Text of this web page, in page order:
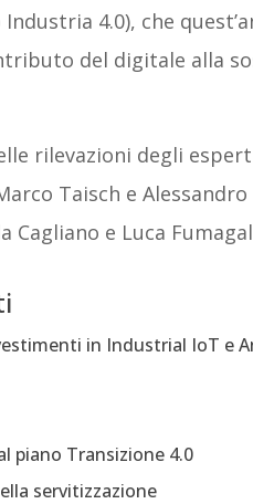
4.0), che
del digitale alla
rilevazioni degli
Taisch e
Cagliano e Luca
in Industrial IoT e
piano Transizione 4.0
servitizzazione